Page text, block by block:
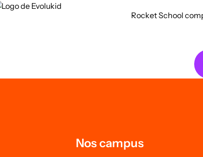
Rocket School
Nos campus